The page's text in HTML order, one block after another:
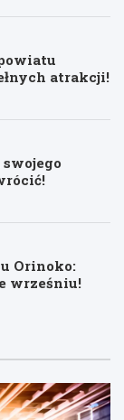
atrakcji!
Orinoko:
wrześniu!